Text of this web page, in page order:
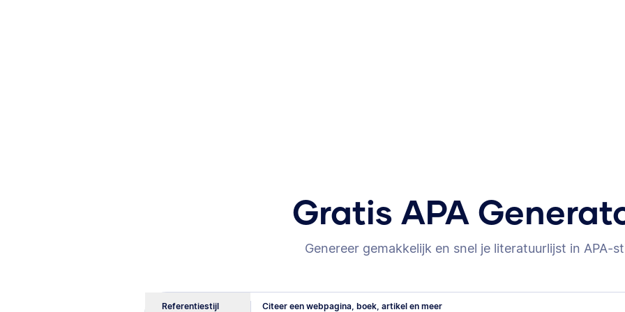
Gratis APA
Genereer gemakkelijk en snel je literatuurlijst in APA-
Citeer een webpagina, boek, artikel en meer
Referentiestijl